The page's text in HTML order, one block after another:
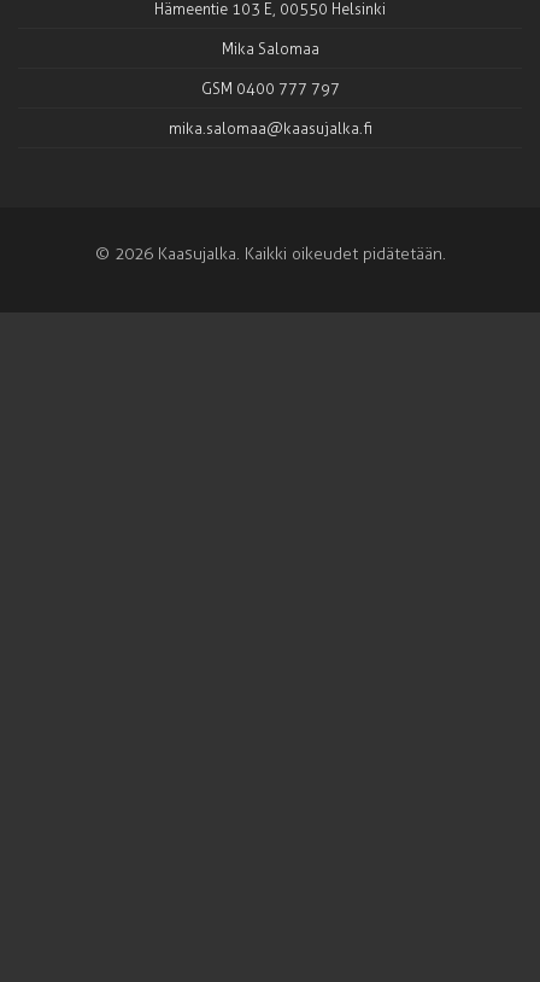
Hämeentie 103 E, 00550 Helsinki
Mika Salomaa
GSM 0400 777 797
mika.salomaa@kaasujalka.fi
© 2026 Kaasujalka. Kaikki oikeudet pidätetään.